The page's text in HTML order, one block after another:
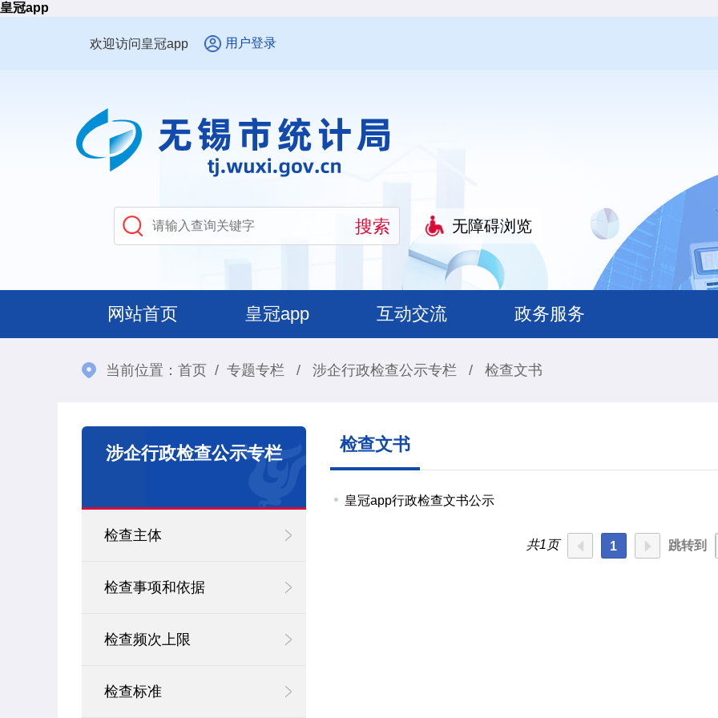
皇冠app
欢迎访问皇冠app 用户登录
无障碍浏览
网站首页 皇冠app 互动交流 政务服务
当前位置： 首页 / 专题专栏 / 涉企行政检查公示专栏 / 检查文书
涉企行政检查公示专栏
检查主体
检查事项和依据
检查频次上限
检查标准
检查文书
皇冠app行政检查文书公示
共1页 1 跳转到